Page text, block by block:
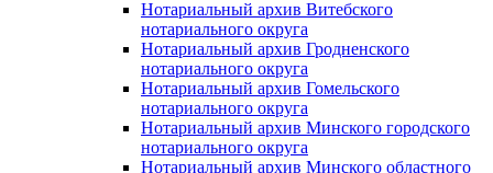
Нотариальный архив Витебского
нотариального округа
Нотариальный архив Гродненского
нотариального округа
Нотариальный архив Гомельского
нотариального округа
Нотариальный архив Минского городского
нотариального округа
Нотариальный архив Минского областного